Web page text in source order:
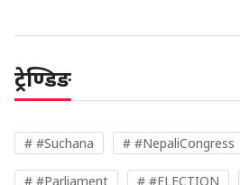
ट्रेण्डिङ
# #Suchana # #NepaliCongress
# #Parliament # #ELECTION